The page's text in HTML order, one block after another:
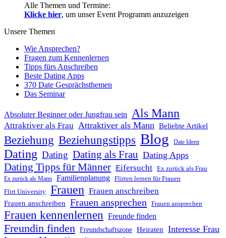
Alle Themen und Termine:
Klicke hier, um unser Event Programm anzuzeigen
Unsere Themen
Wie Ansprechen?
Fragen zum Kennenlernen
Tipps fürs Anschreiben
Beste Dating Apps
370 Date Gesprächsthemen
Das Seminar
Absoluter Beginner oder Jungfrau sein Als Mann
Attraktiver als Frau Attraktiver als Mann Beliebte Artikel
Beziehung Beziehungstipps Blog Date Ideen
Dating Dating Dating als Frau Dating Apps
Dating Tipps für Männer Eifersucht Ex zurück als Frau
Ex zurück als Mann Familienplanung Flirten lernen für Frauen
Flirt University Frauen Frauen anschreiben
Frauen anschreiben Frauen ansprechen Frauen ansprechen
Frauen kennenlernen Freunde finden
Freundin finden Freundschaftszone Heiraten
Interesse Frau